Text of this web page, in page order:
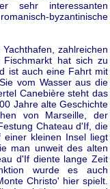
sehr interessanten
byzantinische
zahlreichen
Fischmarkt hat sich zu
ist auch eine Fahrt mit
vom Wasser aus die
Canebière steht das
Jahre alte Geschichte
von Marseille, der
Chateau d'If, die
kleinen Insel liegt
man unweit des alten
d'If diente lange Zeit
wurde es auch
Christo' hier spielt.